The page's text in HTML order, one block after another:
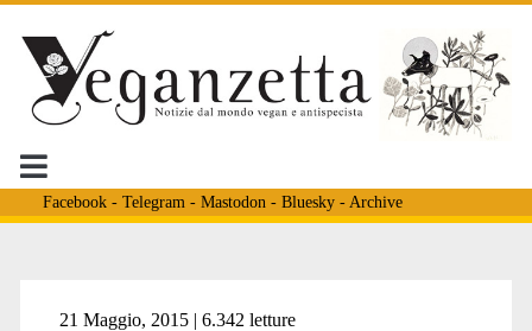
Facebook- Telegram - Mastodon - Bluesky- Archive
Tag:
21 Maggio, 2015 | 6.342 letture